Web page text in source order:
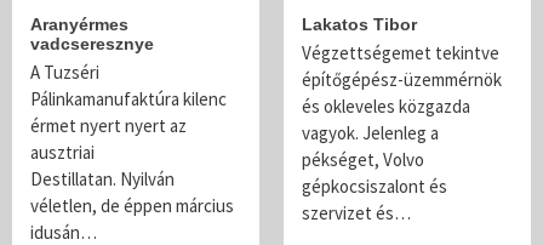
Aranyérmes
vadcseresznye
A Tuzséri
Pálinkamanufaktúra kilenc
érmet nyert nyert az
ausztriai
Destillatan. Nyilván
véletlen, de éppen március
idusán…
Lakatos Tibor
Végzettségemet tekintve
építőgépész-üzemmérnök
és okleveles közgazda
vagyok. Jelenleg a
pékséget, Volvo
gépkocsiszalont és
szervizet és…